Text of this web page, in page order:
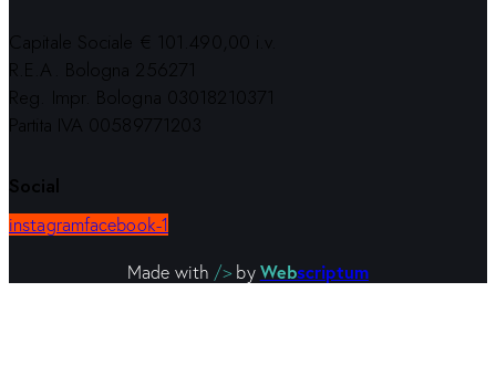
Capitale Sociale € 101.490,00 i.v.
R.E.A. Bologna 256271
Reg. Impr. Bologna 03018210371
Partita IVA 00589771203
Social
instagramfacebook-1
Made with /> by Webscriptum